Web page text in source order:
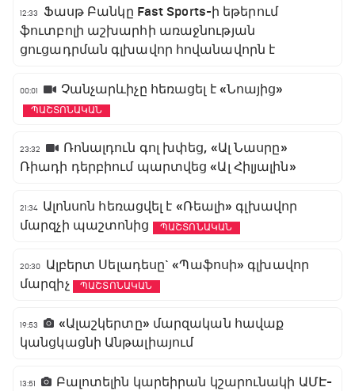
12:33
Ֆասթ Բանկը Fast Sports-ի եթերում
ֆուտբոլի աշխարհի առաջնության
ցուցադրման գլխավոր հովանավորն է
00:01 Չանչարևիչը հեռացել է «Նոայից»
ՊԱՇՏՈՆԱԿԱՆ
23:32
Ռոնալդուն գոլ խփեց, «Ալ Նասրը»
Ռիադի դերբիում պարտվեց «Ալ Հիլյալին»
21:34 Ալոնսոն հեռացվել է «Ռեալի» գլխավոր
մարզչի պաշտոնից
ՊԱՇՏՈՆԱԿԱՆ
20:30
Ալբերտ Սելադեսը` «Պաֆոսի» գլխավոր
մարզիչ
ՊԱՇՏՈՆԱԿԱՆ
19:53
«Ալաշկերտը» մարզական հավաք
կանցկացնի Անթալիայում
13:51
Բալոտելին կարեիրան կշարունակի ԱՄԷ-